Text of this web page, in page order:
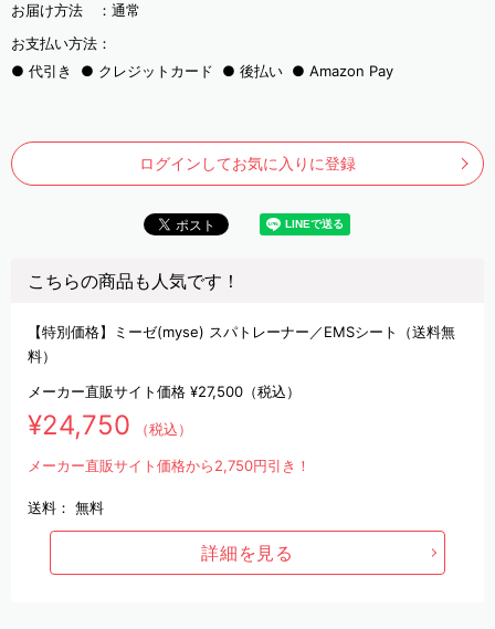
お届け方法 ： 通常
お支払い方法：
代引き
クレジットカード 後払い Amazon Pay
ログインしてお気に入りに登録
こちらの商品も人気です！
【特別価格】ミーゼ(myse) スパトレーナー／EMSシート（送料無
料）
メーカー直販サイト価格 ¥27,500 （税込）
¥24,750 （税込）
メーカー直販サイト価格から2,750円引き！
送料： 無料
詳細を見る